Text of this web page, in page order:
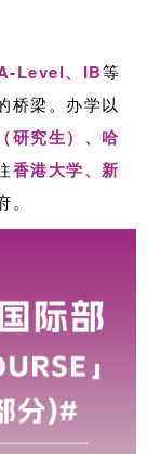
Level、IB等
桥梁。办学以
研究生）、哈
香港大学、新